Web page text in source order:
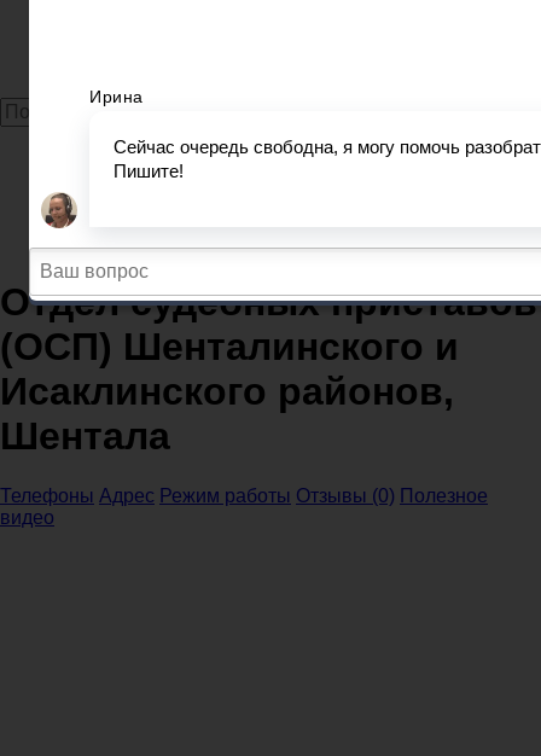
Главная
Судебные приставы
Самарская область
Отдел судебных приставов (ОСП) Шенталинского и
Исаклинского районов, Шентала
Отдел судебных приставов
(ОСП) Шенталинского и
Исаклинского районов,
Шентала
Телефоны Адрес Режим работы Отзывы (0) Полезное
видео